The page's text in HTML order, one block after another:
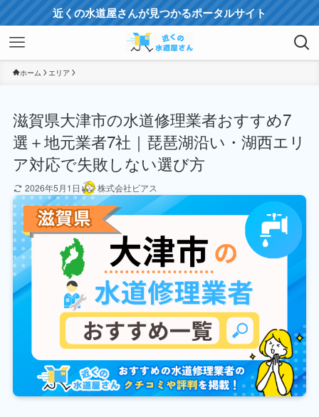
近くの水道屋さんが見つかるポータルサイト
ホーム エリア
滋賀県大津市の水道修理業者おすすめ7
選＋地元業者7社｜琵琶湖沿い・湖西エリ
ア対応で失敗しない選び方
2026年5月1日 株式会社ビアス